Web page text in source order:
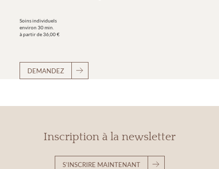
Soins individuels
environ 30 min.
à partir de 36,00 €
DEMANDEZ
Inscription à la newsletter
S’INSCRIRE MAINTENANT